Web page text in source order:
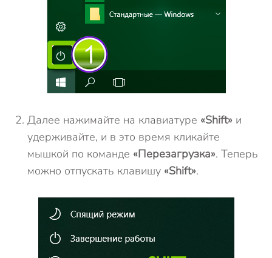
Далее нажимайте на клавиатуре «Shift» и
удерживайте, и в это время кликайте
мышкой по команде «Перезагрузка». Теперь
можно отпускать клавишу «Shift».